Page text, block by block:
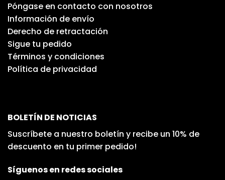
Póngase en contacto con nosotros
Información de envío
Derecho de retractación
Sigue tu pedido
Términos y condiciones
Política de privacidad
BOLETÍN DE NOTICIAS
Suscríbete a nuestro boletín y recibe un 10% de
descuento en tu primer pedido!
Síguenos en redes sociales